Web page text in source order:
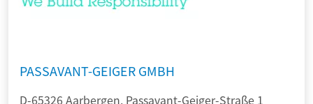
PASSAVANT-GEIGER GMBH
D-65326 Aarbergen, Passavant-Geiger-Straße 1